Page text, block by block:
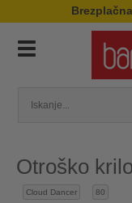
Otroško
Cloud Dancer 80